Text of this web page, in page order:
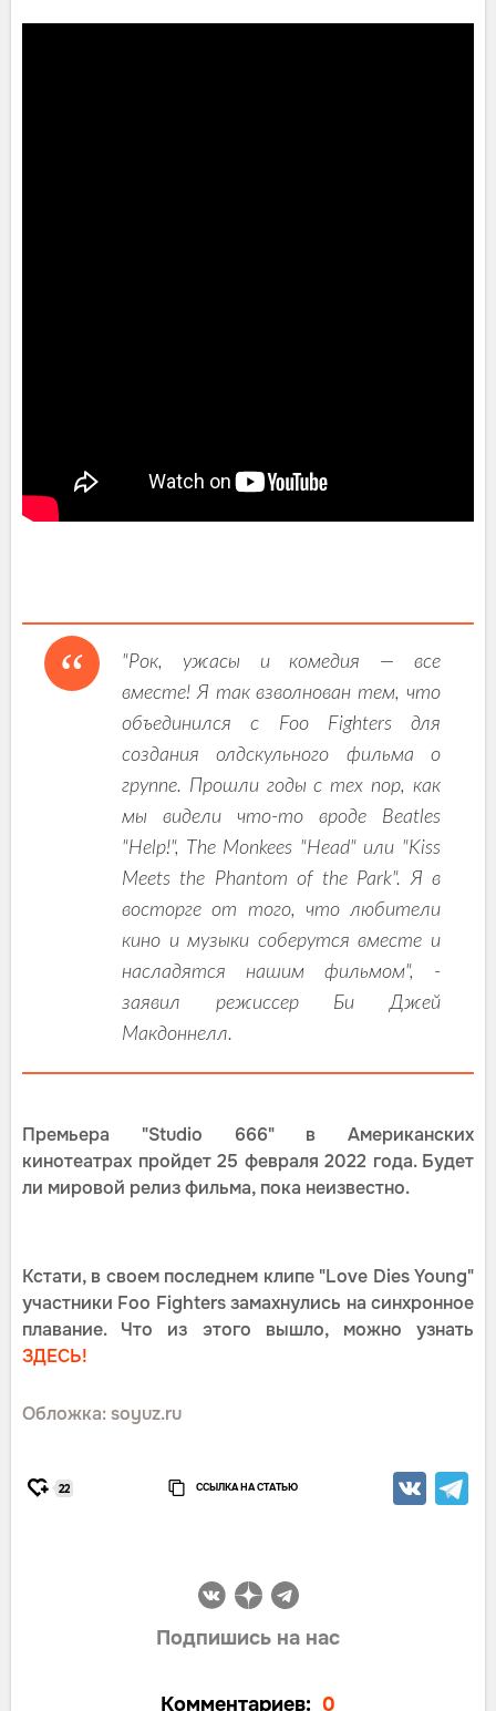
"Рок, ужасы и комедия — все
вместе! Я так взволнован тем, что
объединился с Foo Fighters для
создания олдскульного фильма о
группе. Прошли годы с тех пор, как
мы видели что-то вроде Beatles
"Help!", The Monkees "Head" или "Kiss
Meets the Phantom of the Park". Я в
восторге от того, что любители
кино и музыки соберутся вместе и
насладятся нашим фильмом", -
заявил режиссер Би Джей
Макдоннелл.
Премьера "Studio 666" в Американских
кинотеатрах пройдет 25 февраля 2022 года. Будет
ли мировой релиз фильма, пока неизвестно.
Кстати, в своем последнем клипе "Love Dies Young"
участники Foo Fighters замахнулись на синхронное
плавание. Что из этого вышло, можно узнать
ЗДЕСЬ!
Обложка: soyuz.ru
22 ССЫЛКА НА СТАТЬЮ
Подпишись на нас
Комментариев: 0